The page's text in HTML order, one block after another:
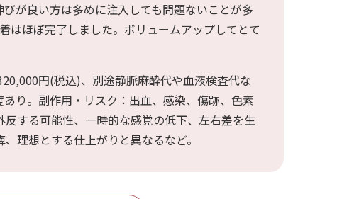
シリコンバッグ豊胸・ハイブリッド豊
最新シリコンバック豊胸 プリザベ
が良い方は多めに注入しても問題ないことが多
はほぼ完了しました。ボリュームアップしてとて
円(税込)、別途静脈麻酔代や血液検査代な
り。副作用・リスク：出血、感染、傷跡、色素
する可能性、一時的な感覚の低下、左右差を生
理想とする仕上がりと異なるなど。